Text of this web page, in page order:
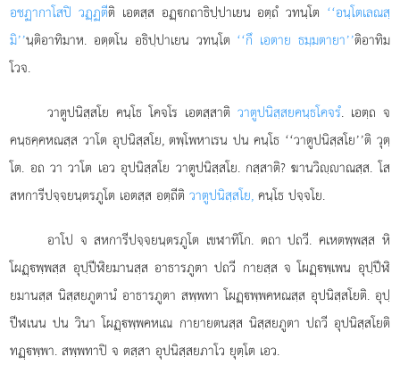
อชฏากาโสปิ วฏฺฏตีติ เอตสฺส อฏฺกถาธิปฺปาเยน อตฺถํ วทนฺโต ‘‘อนฺโตเลณสฺ
มิ’’นฺติอาทิมาห. อตฺตโน อธิปฺปาเยน วทนฺโต ‘‘กึ เอตาย ธมฺมตายา’’ติอาทิม
โวจ.
วาตูปนิสฺสโย คนฺโธ โคจโร เอตสฺสาติ วาตูปนิสฺสยคนฺธโคจรํ. เอตฺถ จ
คนฺธคฺคหณสฺส วาโต อุปนิสฺสโย, ตพฺโพหาเรน ปน คนฺโธ ‘‘วาตูปนิสฺสโย’’ติ วุตฺ
โต. อถ วา วาโต เอว อุปนิสฺสโย วาตูปนิสฺสโย. กสฺสาติ? ฆานวิฺาณสฺส. โส
สหการีปจฺจยนฺตรภูโต เอตสฺส อตฺถีติวาตูปนิสฺสโย, คนฺโธ ปจฺจโย.
อาโป จ สหการีปจฺจยนฺตรภูโต เขฬาทิโก. ตถา ปถวี. คเหตพฺพสฺส หิ
โผฏฺพฺพสฺส อุปฺปีฬิยมานสฺส อาธารภูตา ปถวี กายสฺส จ โผฏฺพฺเพน อุปฺปีฬิ
ยมานสฺส นิสฺสยภูตานํ อาธารภูตา สพฺพทาโผฏฺพฺพคหณสฺส อุปนิสฺสโยติ. อุปฺ
ปีฬเนน ปน วินา โผฏฺพฺพคหเณ กายายตนสฺส นิสฺสยภูตา ปถวี อุปนิสฺสโยติ
ทฏฺพฺพา. สพฺพทาปิ จ ตสฺสา อุปนิสฺสยภาโว ยุตฺโต เอว.